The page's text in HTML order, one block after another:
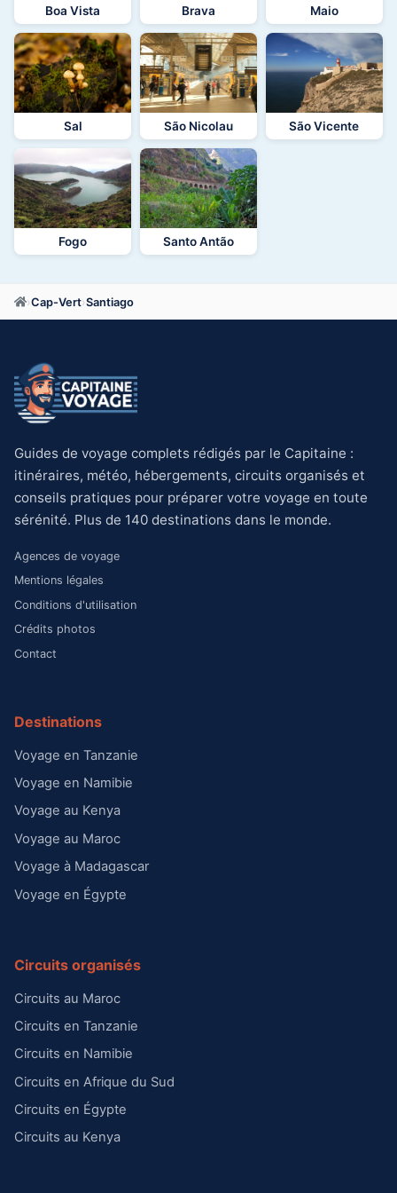
Boa Vista Brava Maio
Sal São Nicolau São Vicente
Fogo Santo Antão
›Cap-Vert›Santiago
Guides de voyage complets rédigés par le Capitaine :
itinéraires, météo, hébergements, circuits organisés et
conseils pratiques pour préparer votre voyage en toute
sérénité. Plus de 140 destinations dans le monde.
Agences de voyage
Mentions légales
Conditions d'utilisation
Crédits photos
Contact
Destinations
Voyage en Tanzanie
Voyage en Namibie
Voyage au Kenya
Voyage au Maroc
Voyage à Madagascar
Voyage en Égypte
Circuits organisés
Circuits au Maroc
Circuits en Tanzanie
Circuits en Namibie
Circuits en Afrique du Sud
Circuits en Égypte
Circuits au Kenya